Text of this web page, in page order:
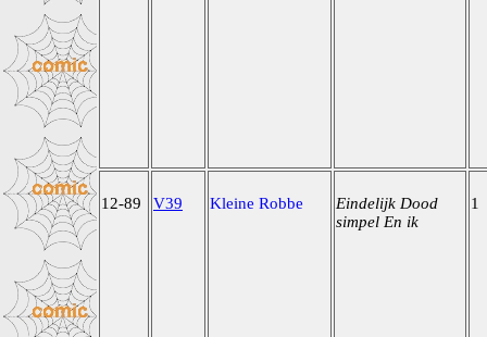
12-89 V39 Kleine Robbe
Eindelijk Dood
simpel En ik
1